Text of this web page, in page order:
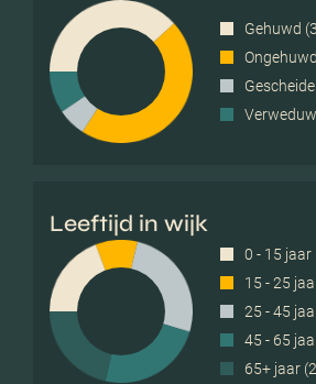
Gehuwd
Leeftijd in wijk
0 - 15 jaar
15 - 25
25 - 45
45 - 65
65+ jaar